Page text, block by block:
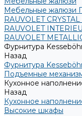
Мебельные
RAUVOLET
RAUVOLET
RAUVOLET
Фурнитура
Назад
Фурнитура
Подъемные
Кухонное
Назад
Кухонное
Высокие шкафы